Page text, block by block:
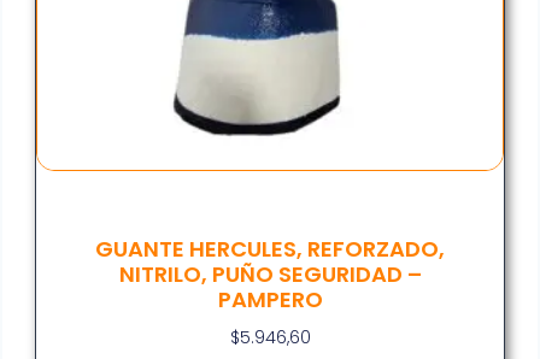
GUANTE HERCULES, REFORZADO,
NITRILO, PUÑO SEGURIDAD –
PAMPERO
$5.946,60